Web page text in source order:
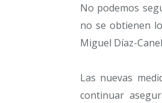
No podemos
no se obtienen
Miguel Díaz-
Las nuevas
continuar